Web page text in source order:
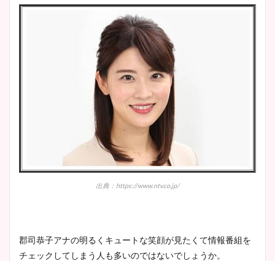
出典：https://www.ntv.co.jp/
郡司恭子アナの明るくキュートな笑顔が見たくて情報番組を
チェックしてしまう人も多いのではないでしょうか。